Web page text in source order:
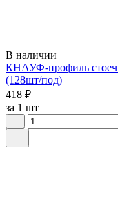
В наличии
КНАУФ-профиль
(128шт/под)
418 ₽
за 1 шт